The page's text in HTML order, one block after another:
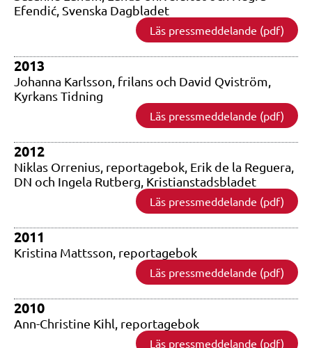
Efendić, Svenska Dagbladet
Läs pressmeddelande (pdf)
2013
Johanna Karlsson, frilans och David Qviström,
Kyrkans Tidning
Läs pressmeddelande (pdf)
2012
Niklas Orrenius, reportagebok, Erik de la Reguera,
DN och Ingela Rutberg, Kristianstadsbladet
Läs pressmeddelande (pdf)
2011
Kristina Mattsson, reportagebok
Läs pressmeddelande (pdf)
2010
Ann-Christine Kihl, reportagebok
Läs pressmeddelande (pdf)